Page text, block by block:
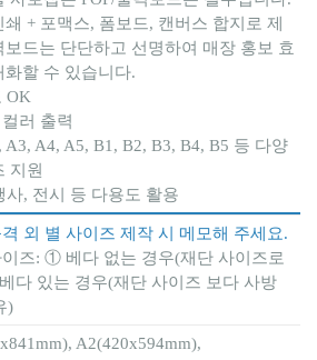
쇄 + 포맥스, 폼보드, 캔버스 합지로 제
보드는 단단하고 선명하여 매장 홍보 효
화할 수 있습니다.
OK
러 출력
A3, A4, A5, B1, B2, B3, B4, B5 등 다양
지원
사, 전시 등 다용도 활용
외 별 사이즈 제작 시 메모해 주세요.
즈: ① 베다 없는 경우(재단 사이즈로
다 있는 경우(재단 사이즈 보다 사방
)
A2(420x594mm),